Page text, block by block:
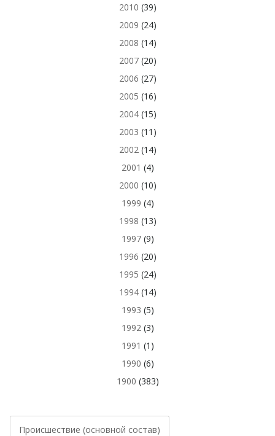
2010 (39)
2009 (24)
2008 (14)
2007(20)
2006 (27)
2005 (16)
2004(15)
2003 (11)
2002 (14)
2001 (4)
2000 (10)
1999 (4)
1998 (13)
1997(9)
1996 (20)
1995 (24)
1994(14)
1993 (5)
1992 (3)
1991 (1)
1990 (6)
1900 (383)
Происшествие (основной состав)